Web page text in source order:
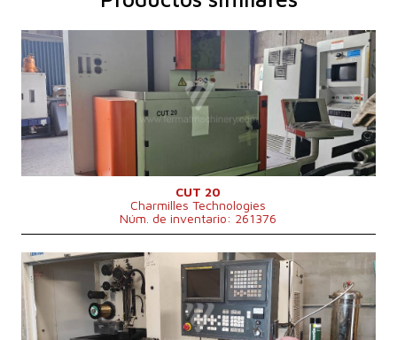
Año de fabricación:
Carrera de eje X
Carrera de eje Y
Carrera de eje Z
249 mm
Sistema de control
No
CUT 20
Charmilles Technologies
Núm. de inventario: 261376
Año de fabricación:
2000
Carrera de eje X
320 mm
Carrera de eje Y
220 mm
Carrera de eje Z
180 mm
Máx. peso pieza mecanizada
500 kg